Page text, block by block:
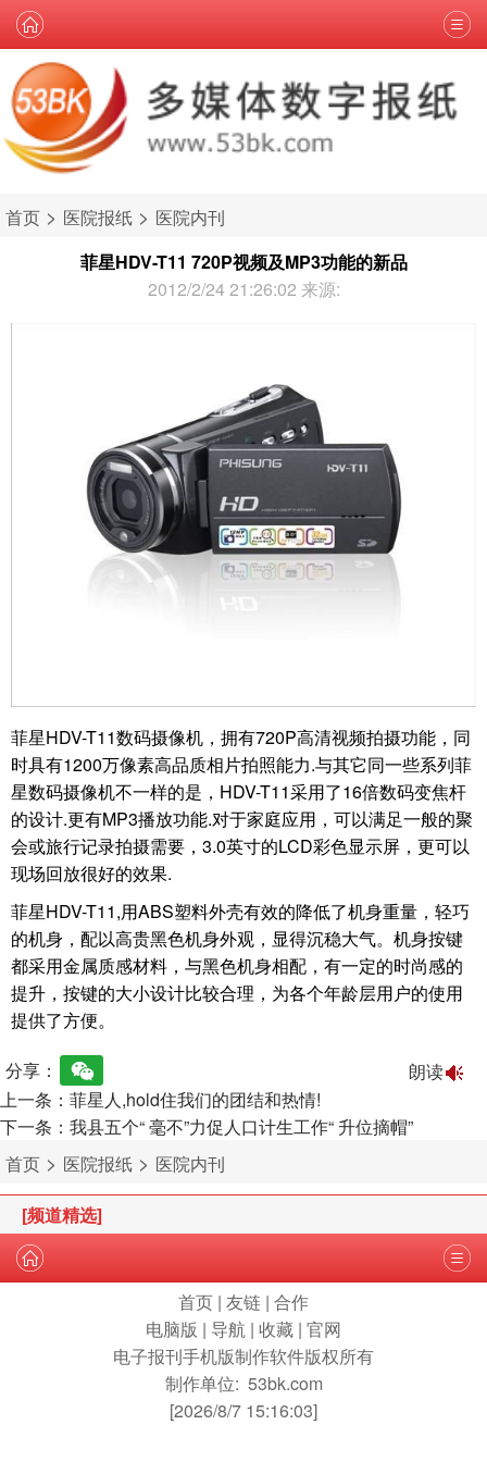
首页 > 医院报纸 > 医院内刊
菲星HDV-T11 720P视频及MP3功能的新品
2012/2/24 21:26:02 来源:
菲星HDV-T11数码摄像机，拥有720P高清视频拍摄功能，同
时具有1200万像素高品质相片拍照能力.与其它同一些系列菲
星数码摄像机不一样的是，HDV-T11采用了16倍数码变焦杆
的设计.更有MP3播放功能.对于家庭应用，可以满足一般的聚
会或旅行记录拍摄需要，3.0英寸的LCD彩色显示屏，更可以
现场回放很好的效果.
菲星HDV-T11,用ABS塑料外壳有效的降低了机身重量，轻巧
的机身，配以高贵黑色机身外观，显得沉稳大气。机身按键
都采用金属质感材料，与黑色机身相配，有一定的时尚感的
提升，按键的大小设计比较合理，为各个年龄层用户的使用
提供了方便。
分享：
朗读
上一条：菲星人,hold住我们的团结和热情!
下一条：我县五个“ 毫不”力促人口计生工作“ 升位摘帽”
首页 > 医院报纸 > 医院内刊
[频道精选]
首页 | 友链 | 合作
电脑版 | 导航 | 收藏 | 官网
电子报刊手机版制作软件版权所有
制作单位: 53bk.com
[2026/8/7 15:16:03]